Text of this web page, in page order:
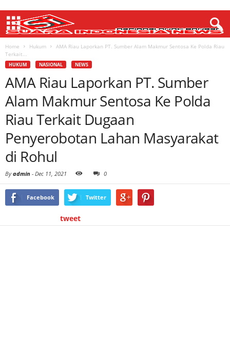
Home Hukum
AMA Riau Laporkan PT. Sumber Alam Makmur Sentosa Ke Polda Riau
Terkait...
HUKUM NASIONAL NEWS
AMA Riau Laporkan PT. Sumber
Alam Makmur Sentosa Ke Polda
Riau Terkait Dugaan
Penyerobotan Lahan Masyarakat
di Rohul
Byadmin - Dec 11, 2021 0
Facebook Twitter
tweet